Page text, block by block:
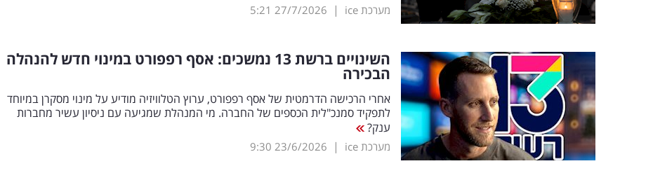
מערכת ice |
27/7/2026
5:21
השינויים ברשת 13 נמשכים: אסף רפפורט במינוי חדש להנהלה
הבכירה
אחרי הרכישה הדרמטית של אסף רפפורט, ערוץ הטלוויזיה מודיע על מינוי מסקרן במיוחד
לתפקיד סמנכ"לית הכספים של החברה. מי המנהלת שמגיעה עם ניסיון עשיר מחברות
ענק?
מערכת ice |
23/6/2026
9:30